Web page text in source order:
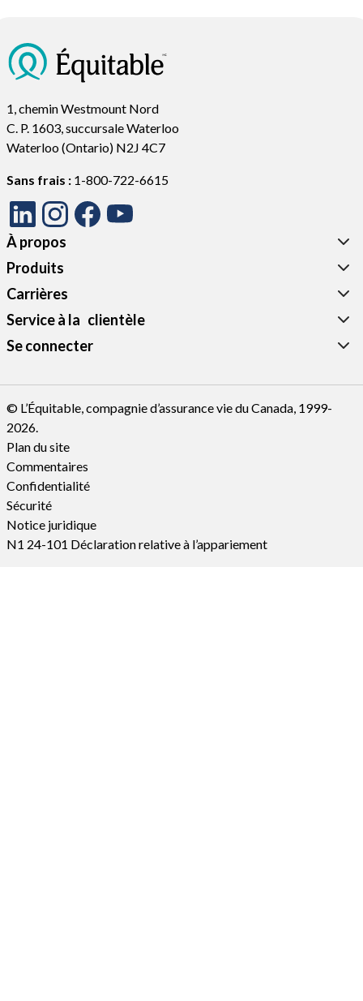
1, chemin Westmount Nord
C. P. 1603, succursale Waterloo
Waterloo (Ontario) N2J 4C7
Sans frais : 1-800-722-6615
À propos
Produits
Carrières
Service à la‎ ‎ ‎ clientèle‎‎
Se connecter
© L’Équitable, compagnie d’assurance vie du Canada, 1999-
2026.
Plan du site
Commentaires
Confidentialité
Sécurité
Notice juridique
N1 24-101 Déclaration relative à l’appariement